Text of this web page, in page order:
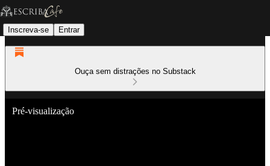
Inscreva-se Entrar
Ouça sem distrações no Substack
Pré-visualização